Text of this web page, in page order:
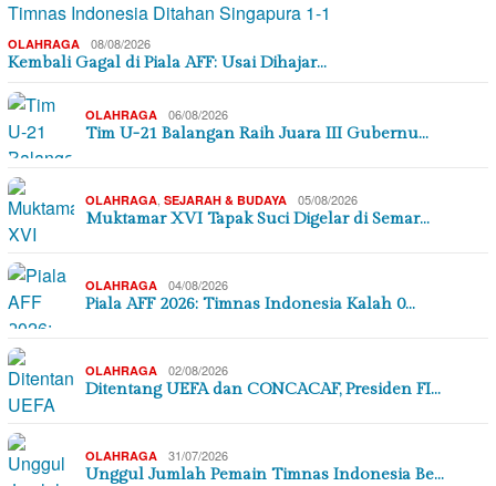
OLAHRAGA 08/08/2026
Kembali Gagal di Piala AFF: Usai Dihajar…
OLAHRAGA 06/08/2026
Tim U-21 Balangan Raih Juara III Gubernu…
OLAHRAGA, SEJARAH & BUDAYA 05/08/2026
Muktamar XVI Tapak Suci Digelar di Semar…
OLAHRAGA 04/08/2026
Piala AFF 2026: Timnas Indonesia Kalah 0…
OLAHRAGA 02/08/2026
Ditentang UEFA dan CONCACAF, Presiden FI…
OLAHRAGA 31/07/2026
Unggul Jumlah Pemain Timnas Indonesia Be…